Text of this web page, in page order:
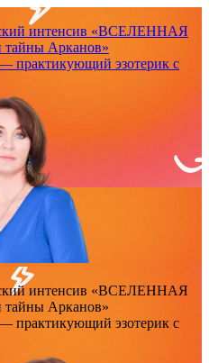
интенсив «ВСЕЛЕННАЯ
Арканов»
практикующий эзотерик с
интенсив «ВСЕЛЕННАЯ
Арканов»
практикующий эзотерик с